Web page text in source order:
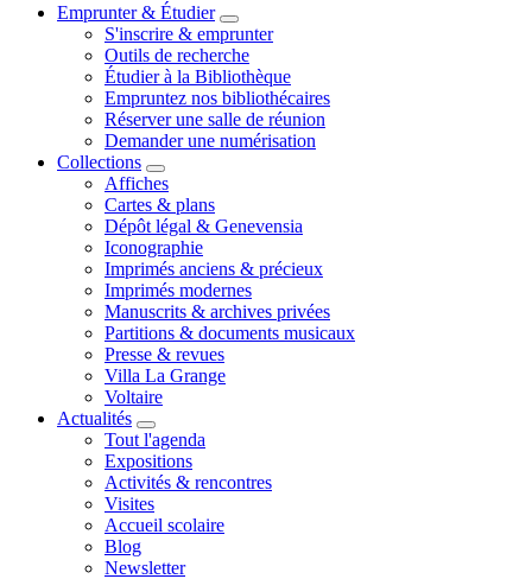
Emprunter & Étudier
S'inscrire & emprunter
Outils de recherche
Étudier à la Bibliothèque
Empruntez nos bibliothécaires
Réserver une salle de réunion
Demander une numérisation
Collections
Affiches
Cartes & plans
Dépôt légal & Genevensia
Iconographie
Imprimés anciens & précieux
Imprimés modernes
Manuscrits & archives privées
Partitions & documents musicaux
Presse & revues
Villa La Grange
Voltaire
Actualités
Tout l'agenda
Expositions
Activités & rencontres
Visites
Accueil scolaire
Blog
Newsletter